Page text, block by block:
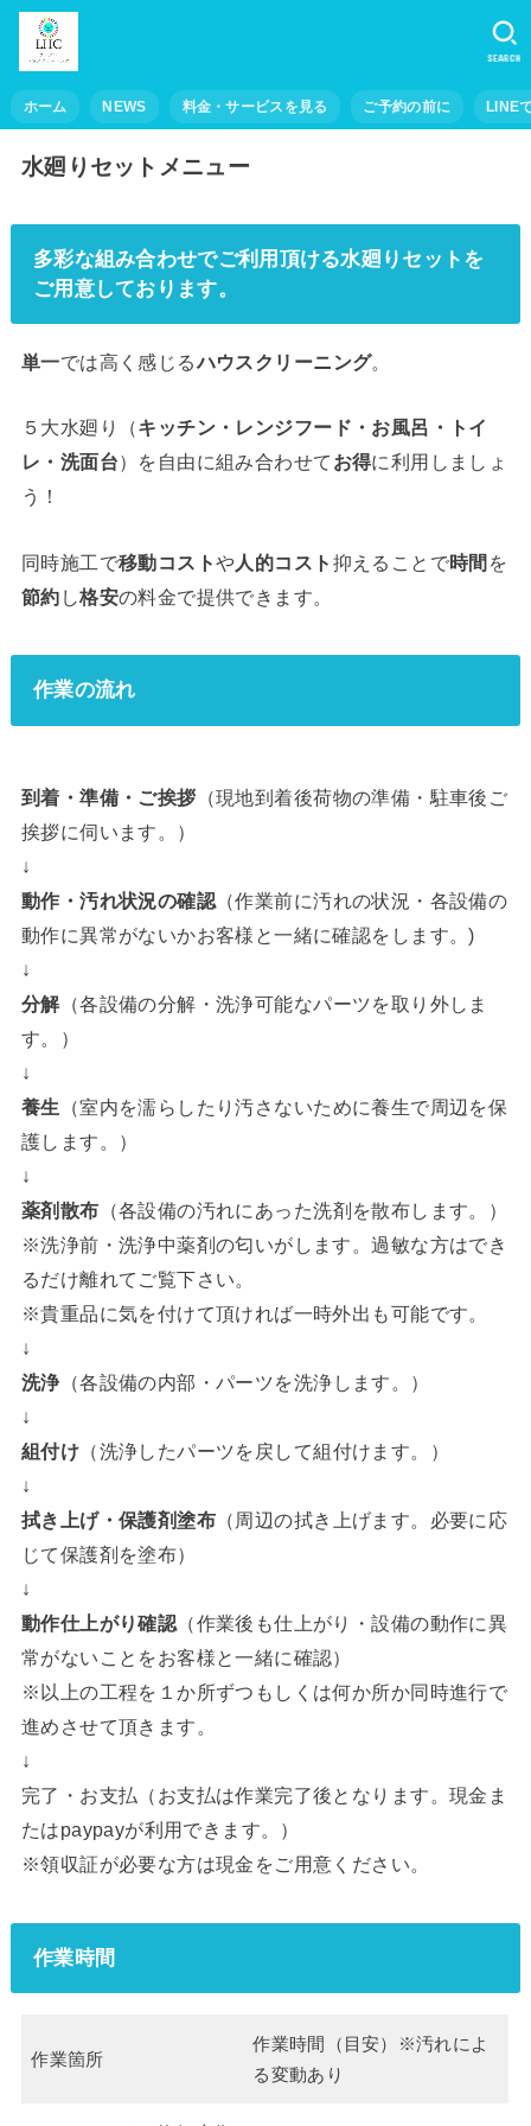
ホーム NEWS 料金・サービスを見る ご予約の前に LINE
SEARCH
水廻りセットメニュー
多彩な組み合わせでご利用頂ける水廻りセットを
ご用意しております。
単一では高く感じるハウスクリーニング。
５大水廻り（キッチン・レンジフード・お風呂・トイ
レ・洗面台）を自由に組み合わせて お得に利用しましょ
う！
同時施工で移動コストや人的コスト 抑えることで時間 を
節約 し格安の料金で提供できます。
作業の流れ
到着・準備・ご挨拶 （現地到着後荷物の準備・駐車後ご
挨拶に伺います。）
↓
動作・汚れ状況の確認 （作業前に汚れの状況・各設備の
動作に異常がないかお客様と一緒に確認をします。)
↓
分解（各設備の分解・洗浄可能なパーツを取り外しま
す。）
↓
養生 （室内を濡らしたり汚さないために養生で周辺を保
護します。）
↓
薬剤散布 （各設備の汚れにあった洗剤を散布します。）
※洗浄前・洗浄中薬剤の匂いがします。過敏な方はでき
るだけ離れてご覧下さい。
※貴重品に気を付けて頂ければ一時外出も可能です。
↓
洗浄 （各設備の内部・パーツを洗浄します。）
↓
組付け （洗浄したパーツを戻して組付けます。）
↓
拭き上げ・保護剤塗布 （周辺の拭き上げます。必要に応
じて保護剤を塗布）
↓
動作仕上がり確認 （作業後も仕上がり・設備の動作に異
常がないことをお客様と一緒に確認）
※以上の工程を１か所ずつもしくは何か所か同時進行で
進めさせて頂きます。
↓
完了・お支払（お支払は作業完了後となります。現金ま
たはpaypayが利用できます。）
※領収証が必要な方は現金をご用意ください。
作業時間
作業箇所
作業時間（目安）※汚れによ
る変動あり